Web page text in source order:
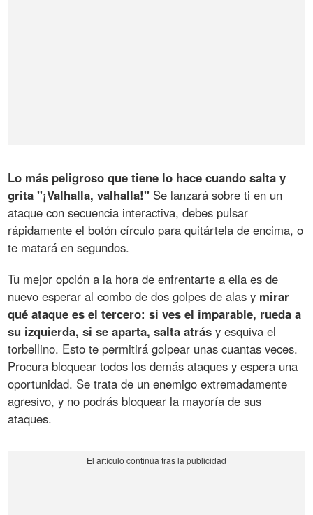
Lo más peligroso que tiene lo hace cuando salta y
grita "¡Valhalla, valhalla!" Se lanzará sobre ti en un
ataque con secuencia interactiva, debes pulsar
rápidamente el botón círculo para quitártela de encima, o
te matará en segundos.
Tu mejor opción a la hora de enfrentarte a ella es de
nuevo esperar al combo de dos golpes de alas y mirar
qué ataque es el tercero: si ves el imparable, rueda a
su izquierda, si se aparta, salta atrás y esquiva el
torbellino. Esto te permitirá golpear unas cuantas veces.
Procura bloquear todos los demás ataques y espera una
oportunidad. Se trata de un enemigo extremadamente
agresivo, y no podrás bloquear la mayoría de sus
ataques.